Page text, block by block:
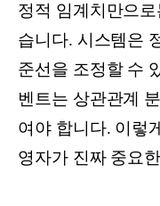
정적 임계치만으
습니다. 시스템은
준선을 조정할 수
벤트는 상관관계
여야 합니다. 이렇
영자가 진짜 중요